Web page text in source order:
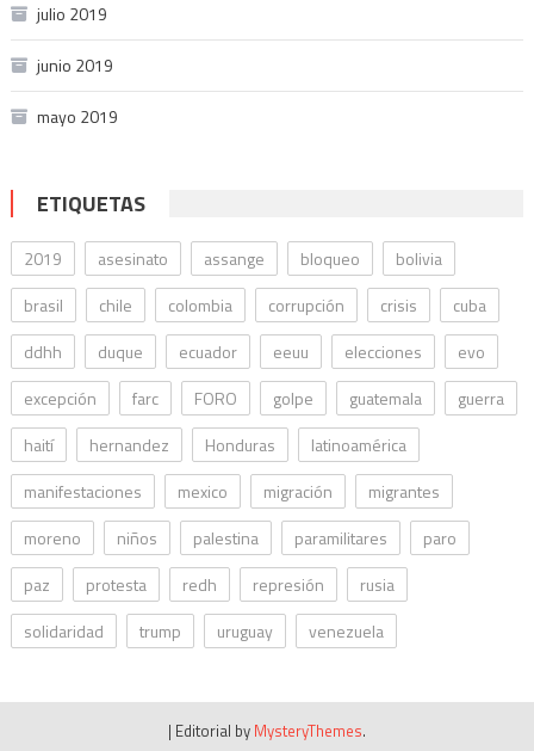
julio 2019
junio 2019
mayo 2019
ETIQUETAS
2019 asesinato assange bloqueo
bolivia
brasil
chile colombia corrupción crisis
cuba
ddhh
duque ecuador eeuu elecciones
evo
excepción
farc FORO golpe guatemala
guerra
haití
hernandez Honduras
latinoamérica
manifestaciones
mexico migración
migrantes
moreno
niños palestina paramilitares
paro
paz
protesta redh represión
rusia
solidaridad
trump uruguay venezuela
| Editorial by MysteryThemes.